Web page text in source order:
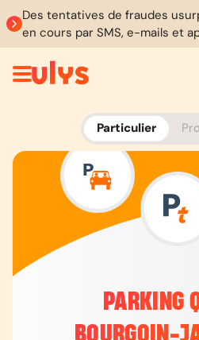
Des tentatives de fraudes
en cours par SMS, e-mails et
Particulier
PARKING